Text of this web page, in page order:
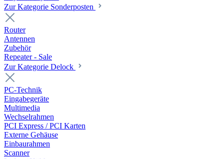
Zur Kategorie Sonderposten
Router
Antennen
Zubehör
Repeater - Sale
Zur Kategorie Delock
PC-Technik
Eingabegeräte
Multimedia
Wechselrahmen
PCI Express / PCI Karten
Externe Gehäuse
Einbaurahmen
Scanner